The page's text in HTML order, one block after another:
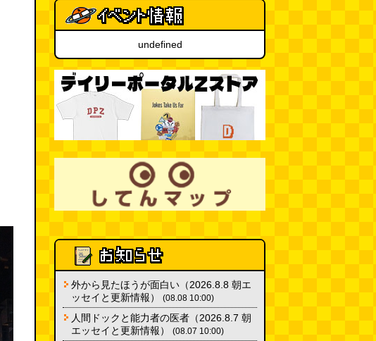
台湾のおめでたすぎる折り紙の本
（2026.08.05 朝エッセイと更新
(唐沢むぎこ)
大きな唐揚げが乗ったチャーハン
～チャーハン部活動報告（傑作
選） (江ノ島茂道) (08.04 18:00)
ちょこ煎がカインズPBで販売し
てました(読者投稿) (08.04 16:00)
世田谷区民会館行きのバスは1日
1本(べつやく れい) (08.04 16:00)
「モグラ駅」で有名な土合駅……
実は真の秘境駅はお隣の湯檜曽駅
だった(ぼっちのazumiさん)
【大調査】現代人は普通に生活し
ていると一日に何曲聞くことにな
るのか？(石井公二) (08.04 11:00)
undefined
外から見たほうが面白い（2026.8.8 朝エ
ッセイと更新情報）
(08.08 10:00)
人間ドックと能力者の医者（2026.8.7 朝
エッセイと更新情報）
(08.07 10:00)